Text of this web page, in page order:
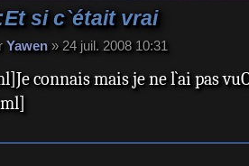
si c`était vrai
Yawen» 24 juil. 2008 10:31
connais mais je ne l`ai pas